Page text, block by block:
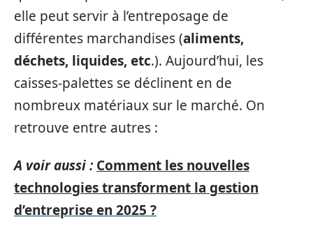
elle peut servir à l’entreposage de
différentes marchandises (aliments,
déchets, liquides, etc.). Aujourd’hui, les
caisses-palettes se déclinent en de
nombreux matériaux sur le marché. On
retrouve entre autres :
A voir aussi : Comment les nouvelles
technologies transforment la gestion
d’entreprise en 2025 ?